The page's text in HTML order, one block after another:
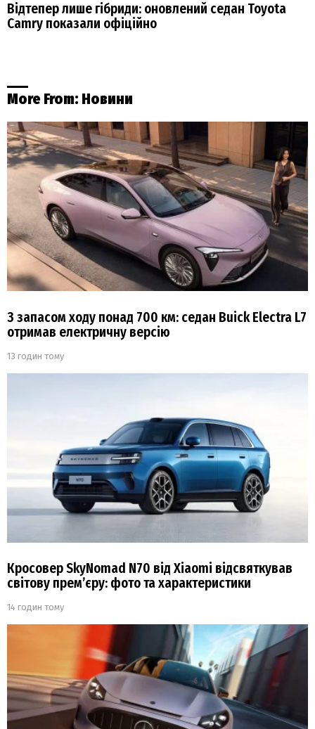
Відтепер лише гібриди: оновлений седан Toyota
Camry показали офіційно
More From: Новини
З запасом ходу понад 700 км: седан Buick Electra L7
отримав електричну версію
13 годин тому
Кросовер SkyNomad N70 від Xiaomi відсвяткував
світову прем’єру: фото та характеристики
14 годин тому